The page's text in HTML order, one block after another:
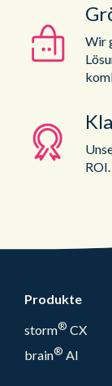
Wir
ROI.
Produkte
storm® CX
brain® AI